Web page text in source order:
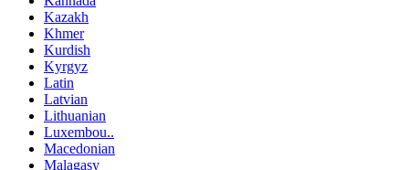
Kazakh
Khmer
Kurdish
Kyrgyz
Latin
Latvian
Lithuanian
Luxembou..
Macedonian
Malagasy